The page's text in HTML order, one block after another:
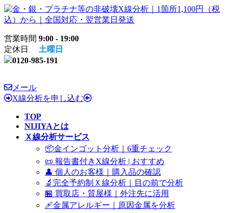
コ
ン
ン
ツ
へ
キ
ッ
プ
ナ
ビ
ー
シ
ョ
に
移
動
営業時間 9:00 - 19:00
定休日 土曜日
0120-985-191
メール
X線分析を申し込む
TOP
NIJIYAとは
Ｘ線分析サービス
📦金インゴット分析｜6重チェック
📜 報告書付きX線分析 | おすすめ
👤 個人のお客様｜購入品の確認
🔬完全予約制Ｘ線分析｜目の前で分析
🏪 買取店・質屋様｜外注先に活用
🩹金属アレルギー｜原因金属を分析